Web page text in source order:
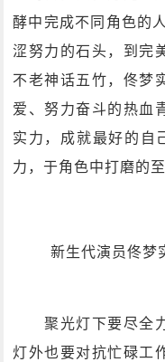
酵中完成不同角色的
涩努力的石头，到完
不老神话五竹，佟梦
爱、努力奋斗的热血
实力，成就最好的自
力，于角色中打磨的至
新生代演员佟梦实
聚光灯下要尽全力
灯外也要对抗忙碌工